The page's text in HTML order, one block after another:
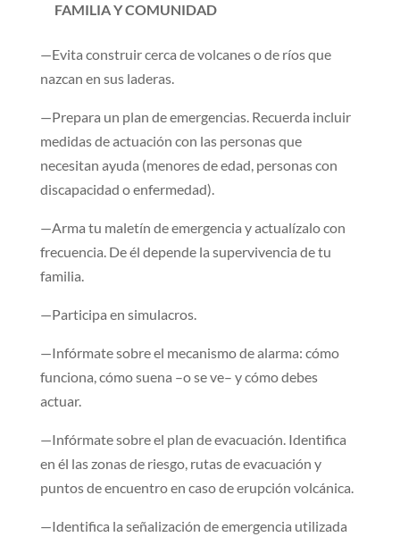
FAMILIA Y COMUNIDAD
—Evita construir cerca de volcanes o de ríos que
nazcan en sus laderas.
—Prepara un plan de emergencias. Recuerda incluir
medidas de actuación con las personas que
necesitan ayuda (menores de edad, personas con
discapacidad o enfermedad).
—Arma tu maletín de emergencia y actualízalo con
frecuencia. De él depende la supervivencia de tu
familia.
—Participa en simulacros.
—Infórmate sobre el mecanismo de alarma: cómo
funciona, cómo suena –o se ve– y cómo debes
actuar.
—Infórmate sobre el plan de evacuación. Identifica
en él las zonas de riesgo, rutas de evacuación y
puntos de encuentro en caso de erupción volcánica.
—Identifica la señalización de emergencia utilizada